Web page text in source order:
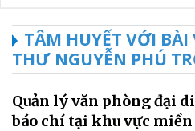
TÂM HUYẾT VỚI BÀI
THƯ NGUYỄN PHÚ
Quản lý văn phòng đại
báo chí tại khu vực